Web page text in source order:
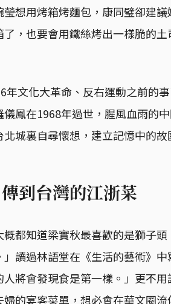
想用烤箱烤麵包，康同璧卻建
，也要會用鐵絲烤出一樣脆的
年文化大革命、反右運動之前的
儀鳳在1968年過世，腥風血雨的
城裏自尋懷想，建立記憶中的故
到台灣的江浙菜
都知道梁實秋最喜歡的是獅子
讀過林語堂在《生活的藝術》
將會發現食是第一樣。」更不
的宴客菜單，想必會在華文圈